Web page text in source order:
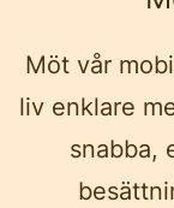
Möt vår
liv enklare
snabba,